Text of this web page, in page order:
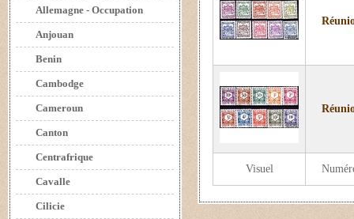
Allemagne - Occupation
Anjouan
Benin
Cambodge
Cameroun
Canton
Centrafrique
Cavalle
Cilicie
Visuel